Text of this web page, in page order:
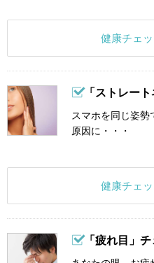
健康チェ
「ストレート
スマホを同じ姿
原因に・・・
健康チェ
「疲れ目」チ